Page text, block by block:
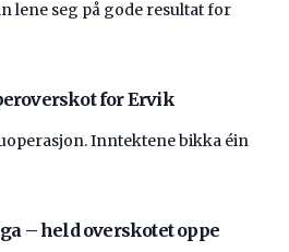
lene seg på gode resultat for
for Ervik
Inntektene bikka éin
– held overskotet oppe